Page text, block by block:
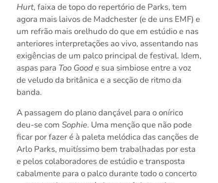
Hurt, faixa de topo do repertório de Parks, tem
agora mais laivos de Madchester (e de uns EMF) e
um refrão mais orelhudo do que em estúdio e nas
anteriores interpretações ao vivo, assentando nas
exigências de um palco principal de festival. Idem,
aspas para Too Goode sua simbiose entre a voz
de veludo da britânica e a secção de ritmo da
banda.
A passagem do plano dançável para o onírico
deu-se com Sophie. Uma menção que não pode
ficar por fazer é à paleta melódica das canções de
Arlo Parks, muitíssimo bem trabalhadas por esta
e pelos colaboradores de estúdio e transposta
cabalmente para o palco durante todo o concerto